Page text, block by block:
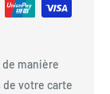
manière
de votre carte